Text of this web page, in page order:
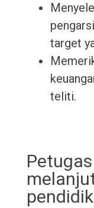
target
teliti.